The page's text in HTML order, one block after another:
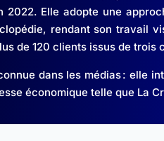
2022. Elle adopte une
rendant son travail
de 120 clients issus de trois
dans les médias : elle
économique telle que La